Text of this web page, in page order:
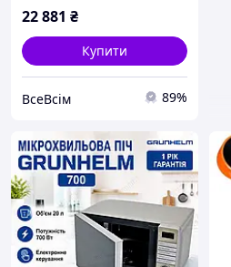
22 881 ₴
Купити
ВсеВсім 89%